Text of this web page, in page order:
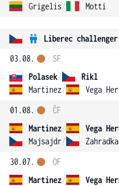
Grigelis/ Motti
Liberec challenger
03.08.
Polasek/
Rikl
Martinez/
SF
01.08.
Martinez/
Majsajdr/ Zahradka
ČF
30.07.
Martinez/
OF